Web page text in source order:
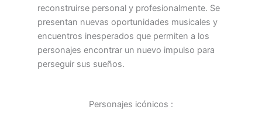
reconstruirse personal y profesionalmente. Se
presentan nuevas oportunidades musicales y
encuentros inesperados que permiten a los
personajes encontrar un nuevo impulso para
perseguir sus sueños.
Personajes icónicos :